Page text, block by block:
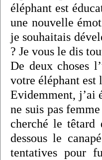
éléphant est
une nouvelle
je souhaitais
? Je vous le dis
De deux choses
votre éléphant est
Evidemment, j’ai
ne suis pas
cherché le têtard
dessous le
tentatives pour